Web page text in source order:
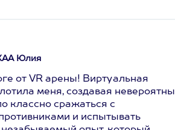
Юлия
от VR арены! Виртуальная
меня, создавая
классно сражаться с
и испытывать